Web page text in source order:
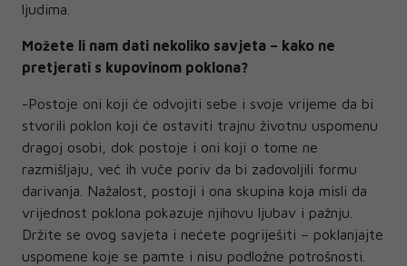
ljudima.
Možete li nam dati nekoliko savjeta – kako ne
pretjerati s kupovinom poklona?
-Postoje oni koji će odvojiti sebe i svoje vrijeme da bi
stvorili poklon koji će ostaviti trajnu životnu uspomenu
dragoj osobi, dok postoje i oni koji o tome ne
razmišljaju, već ih vuče poriv da bi zadovoljili formu
darivanja. Nažalost, postoji i ona skupina koja misli da
vrijednost poklona pokazuje njihovu ljubav i pažnju.
Držite se ovog savjeta i nećete pogriješiti – poklanjajte
uspomene koje se pamte i nisu podložne potrošnosti.